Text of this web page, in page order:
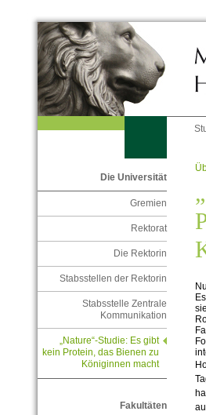
Die Universität
Gremien
Rektorat
Die Rektorin
Stabsstellen der Rektorin
Stabsstelle Zentrale
Kommunikation
„Nature“-Studie: Es gibt
kein Protein, das Bienen zu
Königinnen macht
Fakultäten